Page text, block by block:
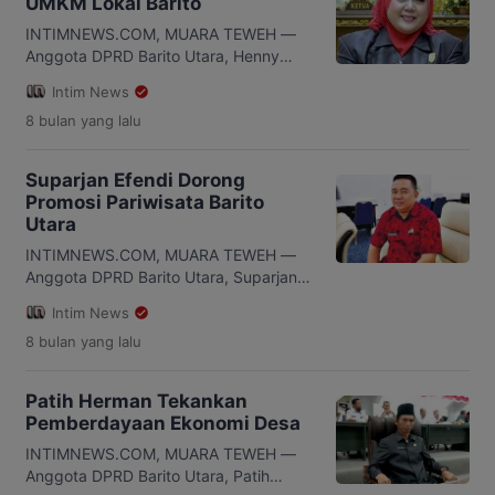
INTIMNEWS.COM, MUARA TEWEH —
Anggota DPRD Barito Utara, Henny
penguatan sektor Usaha Mikro, Kecil,
dan Menengah (UMKM) serta ekonomi
2025 Menurut Henny, pengembangan
UMKM harus menjadi prioritas, karena
mampu membuka lapangan kerja,
meningkatkan pendapatan
masyarakat, dan mendorong
menekankan perlunya […]
Intim News
8 bulan yang lalu
Suparjan Efendi Dorong
Promosi Pariwisata Barito
Utara
INTIMNEWS.COM, MUARA TEWEH —
Anggota DPRD Barito Utara, Suparjan
penguatan promosi pariwisata lokal
untuk meningkatkan kunjungan
2025 Menurut Suparjan, Barito Utara
memiliki potensi wisata alam, budaya,
dan sejarah yang bisa menjadi sumber
pendapatan masyarakat jika dikelola
Intim News
8 bulan yang lalu
Patih Herman Tekankan
Pemberdayaan Ekonomi Desa
INTIMNEWS.COM, MUARA TEWEH —
Anggota DPRD Barito Utara, Patih